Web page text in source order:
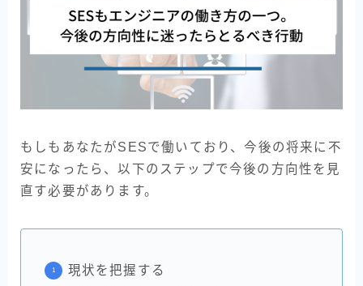
もしもあなたがSESで働いており、今後の将来に不
安になったら、以下のステップで今後の方向性を見
直す必要があります。
現状を把握する